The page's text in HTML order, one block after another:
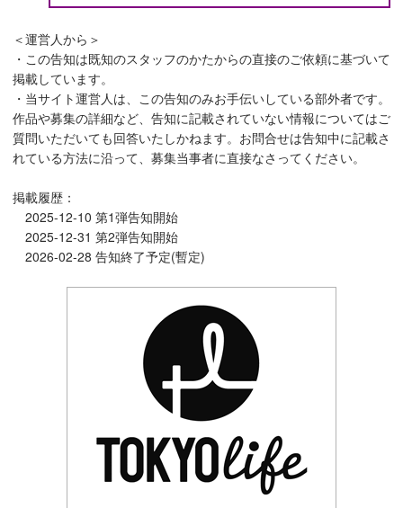
＜運営人から＞
・この告知は既知のスタッフのかたからの直接のご依頼に基づいて
掲載しています。
・当サイト運営人は、この告知のみお手伝いしている部外者です。
作品や募集の詳細など、告知に記載されていない情報についてはご
質問いただいても回答いたしかねます。お問合せは告知中に記載さ
れている方法に沿って、募集当事者に直接なさってください。
掲載履歴：
2025-12-10 第1弾告知開始
2025-12-31 第2弾告知開始
2026-02-28 告知終了予定(暫定)